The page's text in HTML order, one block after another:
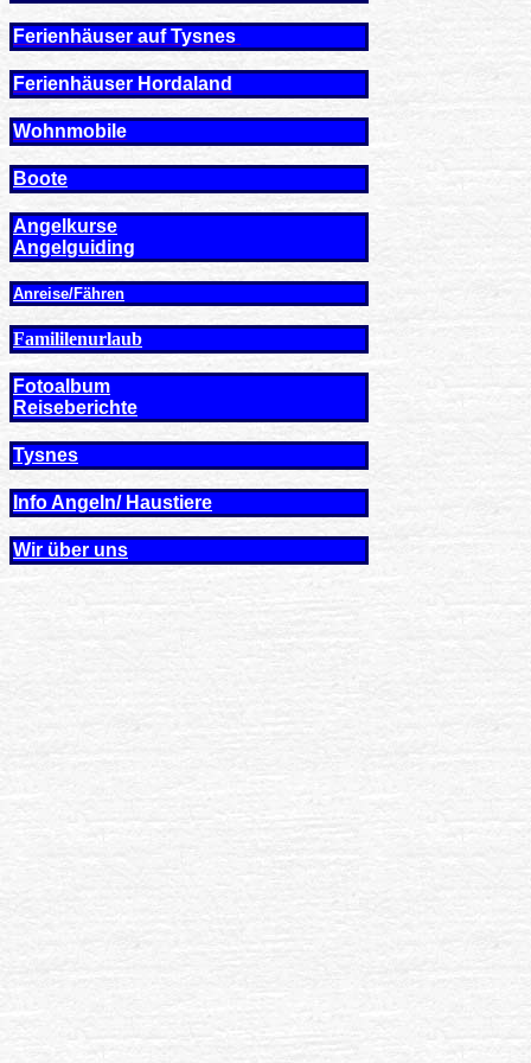
Ferienhäuser auf Tysnes
Ferienhäuser Hordaland
Wohnmobile
Boote
Angelkurse
Angel guiding
Anreise/Fähren
Famililenurlaub
Fotoalbum
Reiseberichte
Tysnes
Info Angeln/ Haustiere
Wir über uns